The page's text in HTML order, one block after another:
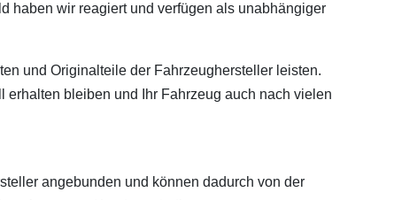
haben wir reagiert und verfügen als unabhängiger
und Originalteile der Fahrzeughersteller leisten.
bleiben und Ihr Fahrzeug auch nach vielen
angebunden und können dadurch von der